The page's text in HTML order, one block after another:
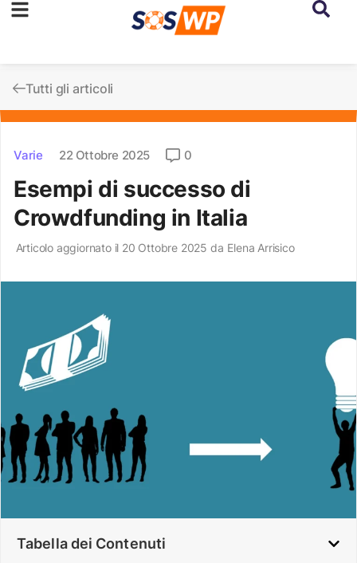
Tutti gli articoli
Varie 22 Ottobre 2025 0
Esempi di successo di
Crowdfunding in Italia
Articolo aggiornato il 20 Ottobre 2025 da Elena Arrisico
Tabella dei Contenuti